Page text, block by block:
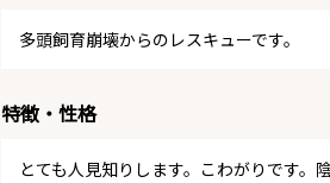
多頭飼育崩壊からのレスキューです。
特徴・性格
とても人見知りします。こわがりです。